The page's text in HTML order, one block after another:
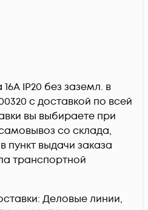
IP20 без заземл. в
c доставкой по всей
вы выбираете при
со склада,
пункт выдачи заказа
транспортной
Деловые линии,